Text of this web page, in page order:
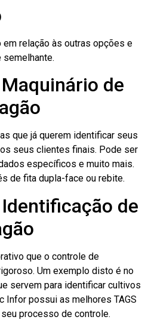
relação às outras opções e
semelhante.
de
que já querem identificar seus
seus clientes finais. Pode ser
específicos e muito mais.
de fita dupla-face ou rebite.
de
que o controle de
Um exemplo disto é no
servem para identificar cultivos
Infor possui as melhores TAGS
processo de controle.